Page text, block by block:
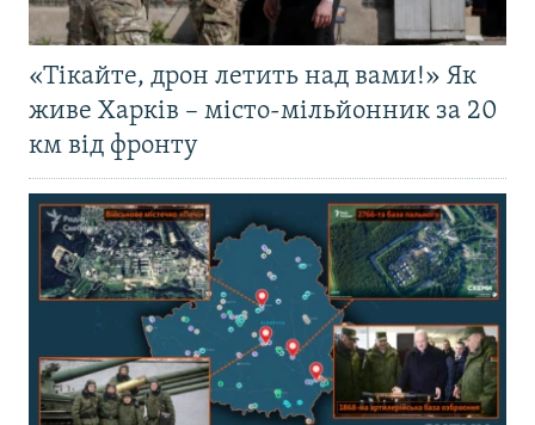
«Тікайте, дрон летить над вами!» Як
живе Харків – місто-мільйонник за 20
км від фронту